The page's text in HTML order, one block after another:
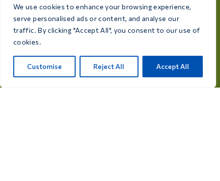
We use cookies to enhance your browsing experience,
serve personalised ads or content, and analyse our
traffic. By clicking "Accept All", you consent to our use of
cookies.
Customise Reject All Accept All
para satisfazer as necessidades de todos os criadores
e amantes de aves.
Rijksweg 28a, 7975 RT Uffelte, Países Baixos
info@care4bird.nl